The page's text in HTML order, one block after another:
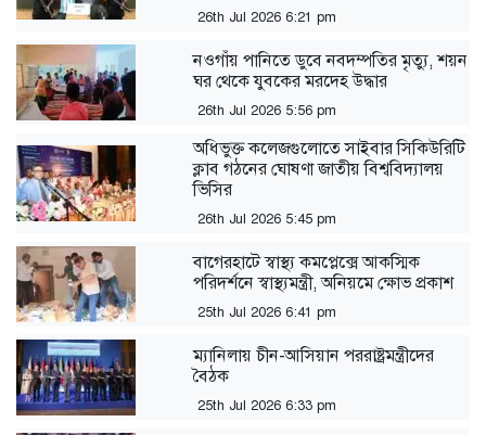
26th Jul 2026 6:21 pm
নওগাঁয় পানিতে ডুবে নবদম্পতির মৃত্যু, শয়ন
ঘর থেকে যুবকের মরদেহ উদ্ধার
26th Jul 2026 5:56 pm
অধিভুক্ত কলেজগুলোতে সাইবার সিকিউরিটি
ক্লাব গঠনের ঘোষণা জাতীয় বিশ্ববিদ্যালয়
ভিসির
26th Jul 2026 5:45 pm
বাগেরহাটে স্বাস্থ্য কমপ্লেক্সে আকস্মিক
পরিদর্শনে স্বাস্থ্যমন্ত্রী, অনিয়মে ক্ষোভ প্রকাশ
25th Jul 2026 6:41 pm
ম্যানিলায় চীন-আসিয়ান পররাষ্ট্রমন্ত্রীদের
বৈঠক
25th Jul 2026 6:33 pm